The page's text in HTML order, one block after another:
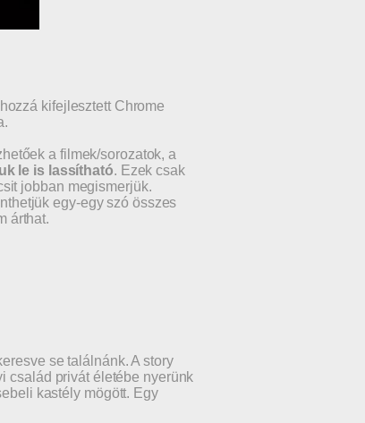
kifejlesztett Chrome
a filmek/sorozatok, a
le is lassítható. Ezek csak
jobban megismerjük.
egy-egy szó összes
árthat.
se találnánk. A story
család privát életébe nyerünk
kastély mögött. Egy